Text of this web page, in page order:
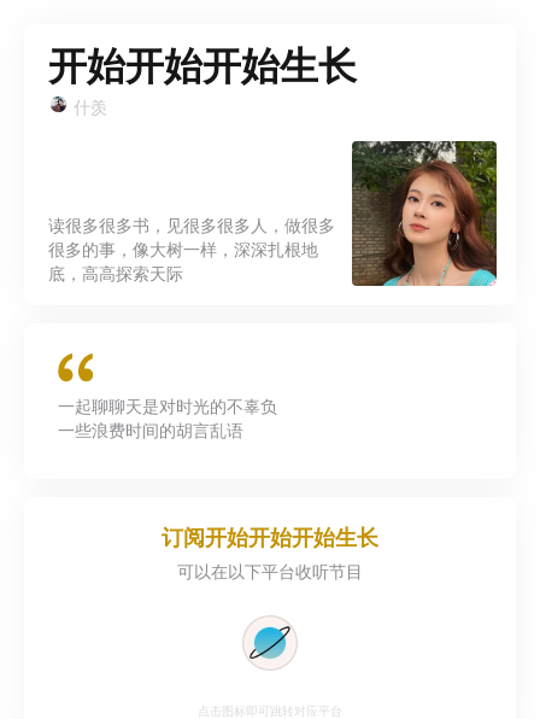
开始开始开始生长
什羡
读很多很多书，见很多很多人，做很多
很多的事，像大树一样，深深扎根地
底，高高探索天际
一起聊聊天是对时光的不辜负
一些浪费时间的胡言乱语
订阅开始开始开始生长
可以在以下平台收听节目
点击图标即可跳转对应平台